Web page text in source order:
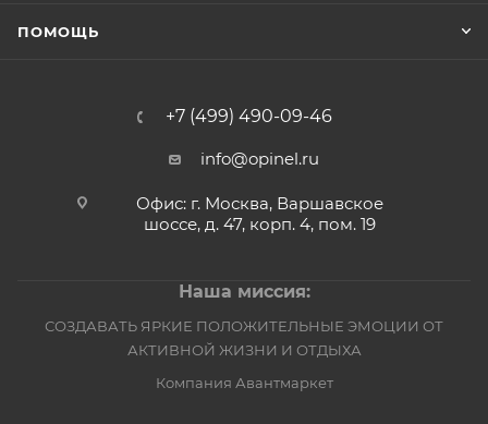
ПОМОЩЬ
+7 (499) 490-09-46
info@opinel.ru
Офис: г. Москва, Варшавское
шоссе, д. 47, корп. 4, пом. 19
Наша миссия:
СОЗДАВАТЬ ЯРКИЕ ПОЛОЖИТЕЛЬНЫЕ ЭМОЦИИ ОТ
АКТИВНОЙ ЖИЗНИ И ОТДЫХА
Компания Авантмаркет